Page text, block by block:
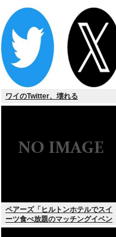
ワイのTwitter、壊れる
ペアーズ「ヒルトンホテルでスイ
ーツ食べ放題のマッチングイベン
トやるぞ。女2500円男7000円